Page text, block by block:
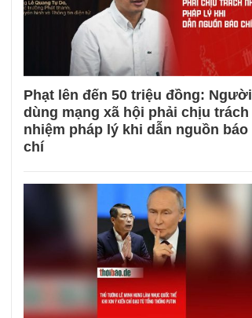
Phạt lên đến 50 triệu đồng: Người
dùng mạng xã hội phải chịu trách
nhiệm pháp lý khi dẫn nguồn báo
chí